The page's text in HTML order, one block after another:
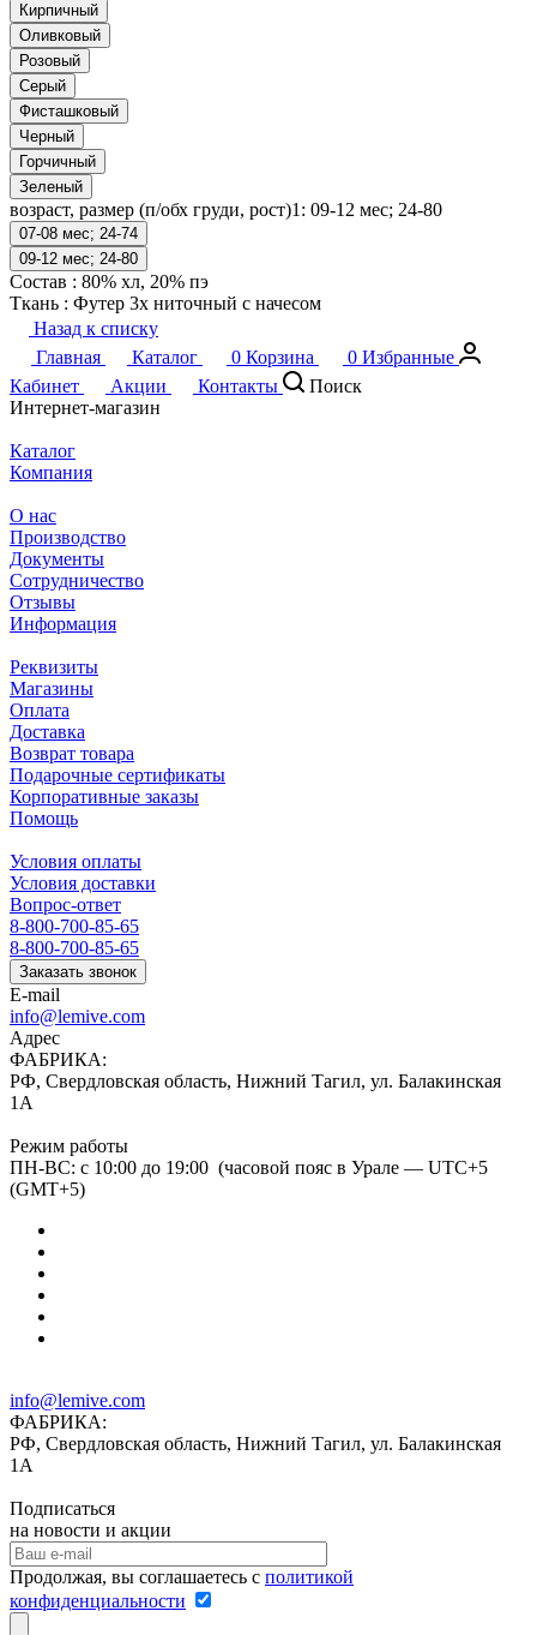
Кирпичный
Оливковый
Розовый
Серый
Фисташковый
Черный
Горчичный
Зеленый
возраст, размер (п/обх груди, рост)1: 09-12 мес; 24-80
07-08 мес; 24-74
09-12 мес; 24-80
Состав : 80% хл, 20% пэ
Ткань : Футер 3х ниточный с начесом
Назад к списку
Главная
Каталог 0 Корзина 0 Избранные
Кабинет
Акции Контакты
Поиск
Интернет-магазин
Каталог
Компания
О нас
Производство
Документы
Сотрудничество
Отзывы
Информация
Реквизиты
Магазины
Оплата
Доставка
Возврат товара
Подарочные сертификаты
Корпоративные заказы
Помощь
Условия оплаты
Условия доставки
Вопрос-ответ
8-800-700-85-65
8-800-700-85-65
Заказать звонок
E-mail
info@lemive.com
Адрес
ФАБРИКА:
РФ, Свердловская область, Нижний Тагил, ул. Балакинская
1А
Режим работы
ПН-ВС: с 10:00 до 19:00 (часовой пояс в Урале — UTC+5
(GMT+5)
info@lemive.com
ФАБРИКА:
РФ, Свердловская область, Нижний Тагил, ул. Балакинская
1А
Подписаться
на новости и акции
Продолжая, вы соглашаетесь с политикой
конфиденциальности